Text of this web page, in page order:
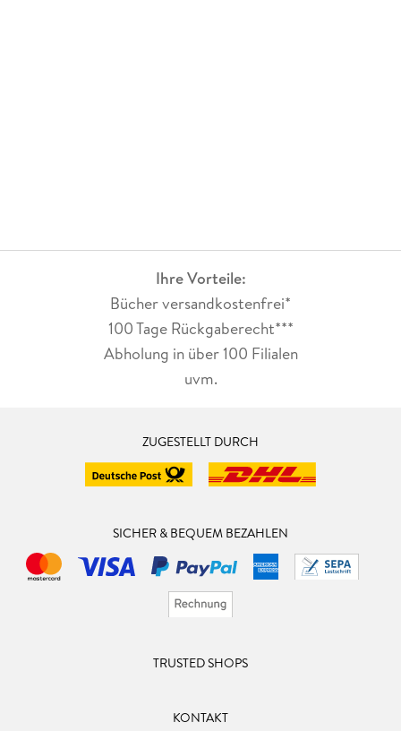
Ihre Vorteile:
Bücher versandkostenfrei*
100 Tage Rückgaberecht***
Abholung in über 100 Filialen
uvm.
ZUGESTELLT DURCH
SICHER & BEQUEM BEZAHLEN
TRUSTED SHOPS
KONTAKT